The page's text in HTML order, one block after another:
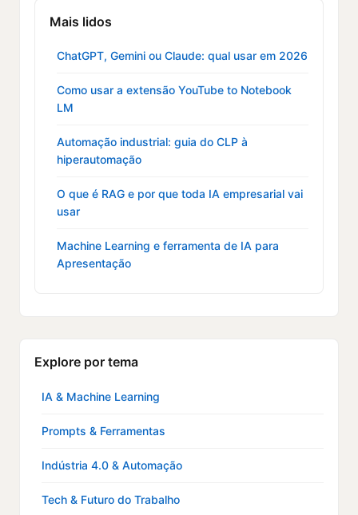
Mais lidos
ChatGPT, Gemini ou Claude: qual usar em 2026
Como usar a extensão YouTube to Notebook
LM
Automação industrial: guia do CLP à
hiperautomação
O que é RAG e por que toda IA empresarial vai
usar
Machine Learning e ferramenta de IA para
Apresentação
Explore por tema
IA & Machine Learning
Prompts & Ferramentas
Indústria 4.0 & Automação
Tech & Futuro do Trabalho